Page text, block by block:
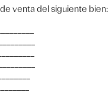
venta del siguiente bien: